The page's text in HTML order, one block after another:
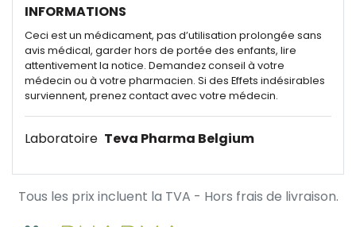
INFORMATIONS
Ceci est un médicament, pas d’utilisation prolongée sans
avis médical, garder hors de portée des enfants, lire
attentivement la notice. Demandez conseil à votre
médecin ou à votre pharmacien. Si des Effets indésirables
surviennent, prenez contact avec votre médecin.
Laboratoire Teva Pharma Belgium
Tous les prix incluent la TVA - Hors frais de livraison.